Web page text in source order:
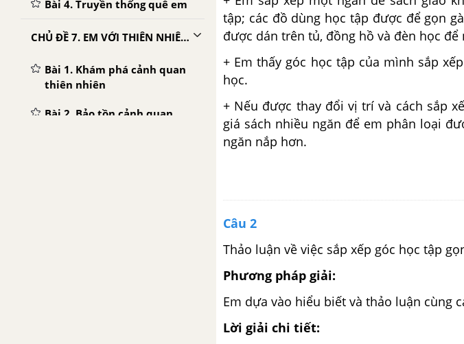
Bài 4. Truyền thống quê em
CHỦ ĐỀ 7. EM VỚI THIÊN NHIÊN VÀ MÔI TRƯỜNG
Bài 1. Khám phá cảnh quan
thiên nhiên
Bài 2. Bảo tồn cảnh quan
tập; các đồ dùng học tập được để gọn
được dán trên tủ, đồng hồ và đèn học để
+ Em thấy góc học tập của mình sắp
học.
+ Nếu được thay đổi vị trí và cách sắp
giá sách nhiều ngăn để em phân loại
ngăn nắp hơn.
Câu 2
Thảo luận về việc sắp xếp góc học tập
Phương pháp giải:
Em dựa vào hiểu biết và thảo luận cùng
Lời giải chi tiết: